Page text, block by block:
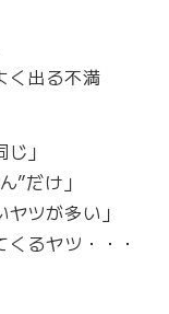
く出る不満
」
”だけ」
ツが多い」
るヤツ・・・